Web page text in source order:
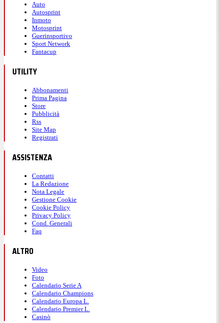
Auto
Autosprint
Inmoto
Motosprint
Guerinsportivo
Sport Network
Fantacup
UTILITY
Abbonamenti
Prima Pagina
Store
Pubblicità
Rss
Site Map
Registrati
ASSISTENZA
Contatti
La Redazione
Nota Legale
Gestione Cookie
Cookie Policy
Privacy Policy
Cond. Generali
Faq
ALTRO
Video
Foto
Calendario Serie A
Calendario Champions
Calendario Europa L.
Calendario Premier L.
Casinò